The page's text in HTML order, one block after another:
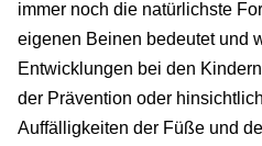
immer noch die natürlichste
eigenen Beinen bedeutet und
Entwicklungen bei den
der Prävention oder
Auffälligkeiten der Füße und